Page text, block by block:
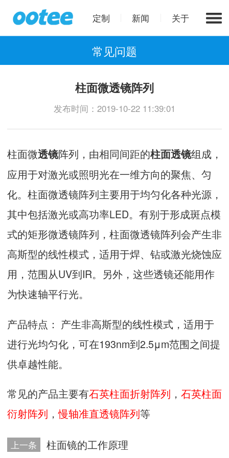
定制 新闻 关于
常见问题
柱面微透镜阵列
发布时间：2019-10-22 11:39:01
柱面微透镜阵列，由相同间距的柱面透镜组成，
应用于对激光或照明光在一维方向的聚焦、匀
化。柱面微透镜阵列主要用于均匀化各种光源，
其中包括激光或高功率LED。有别于形成斑点模
式的矩形微透镜阵列，柱面微透镜阵列会产生非
高斯型的线性模式，适用于焊、钻或激光烧蚀应
用，范围从UV到IR。另外，这些透镜还能用作
为快速轴平行光。
产品特点： 产生非高斯型的线性模式，适用于
进行光均匀化，可在193nm到2.5μm范围之间提
供卓越性能。
常见的产品主要有石英柱面折射阵列 ， 石英柱面
衍射阵列 ，慢轴准直透镜阵列等
上一条 柱面镜的工作原理